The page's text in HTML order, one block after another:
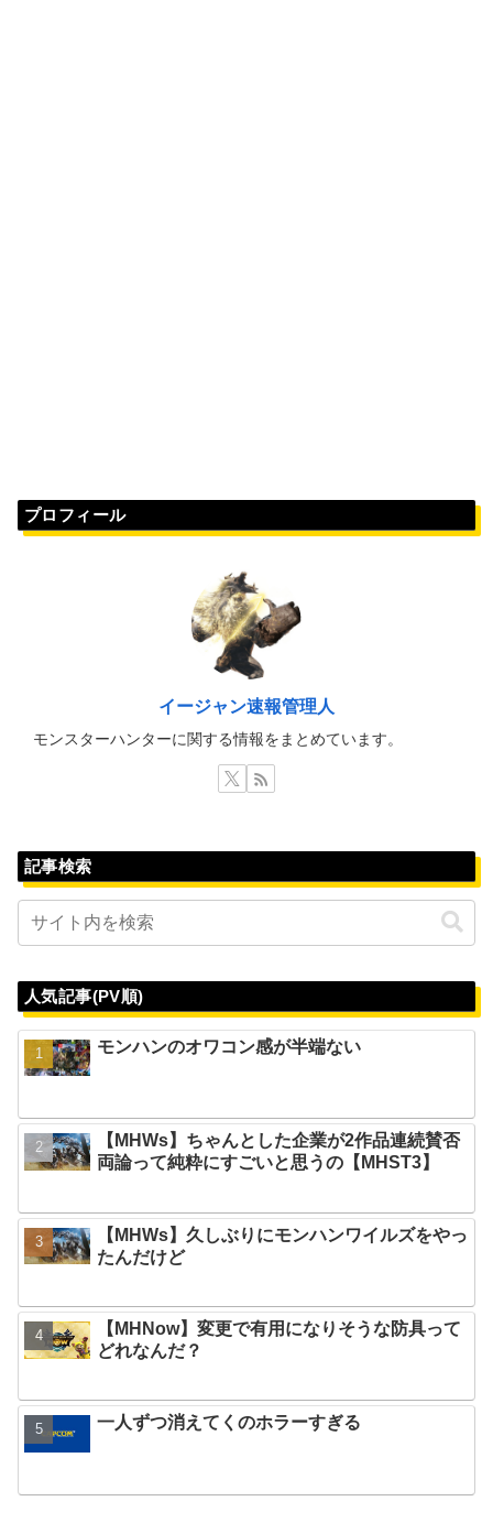
プロフィール
イージャン速報管理人
モンスターハンターに関する情報をまとめています。
記事検索
人気記事(PV順)
モンハンのオワコン感が半端ない
【MHWs】ちゃんとした企業が2作品連続賛否
両論って純粋にすごいと思うの【MHST3】
【MHWs】久しぶりにモンハンワイルズをやっ
たんだけど
【MHNow】変更で有用になりそうな防具って
どれなんだ？
一人ずつ消えてくのホラーすぎる